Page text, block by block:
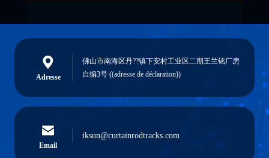
Adresse
佛山市南海区丹??镇下安村工业区二期王兰铭厂房
自编3号 ((adresse de déclaration))
Email
iksun@curtainrodtracks.com